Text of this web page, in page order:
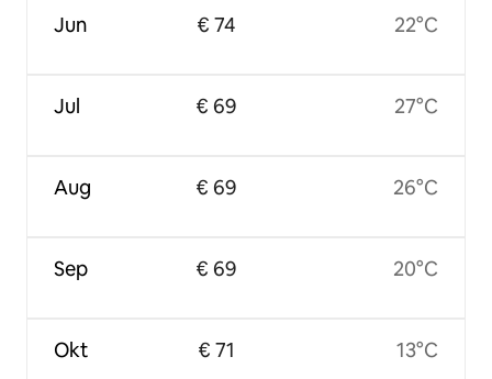
Jun
Jul
Aug
Sep
Okt
€ 74
€ 69
€ 69
€ 69
€ 71
22°C
27°C
26°C
20°C
13°C